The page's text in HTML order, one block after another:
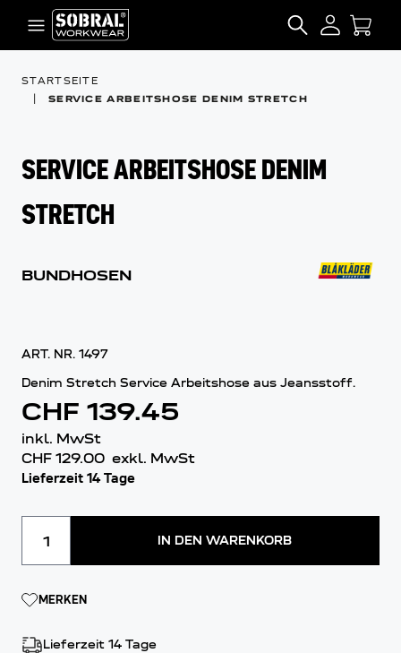
Zum Inhalt springen
SEARCH
STARTSEITE
SERVICE ARBEITSHOSE DENIM STRETCH
SERVICE ARBEITSHOSE DENIM
STRETCH
BUNDHOSEN
ART. NR. 1497
Denim Stretch Service Arbeitshose aus Jeansstoff.
CHF 139.45
inkl. MwSt
CHF 129.00 exkl. MwSt
Lieferzeit 14 Tage
IN DEN WARENKORB
MERKEN
Lieferzeit 14 Tage